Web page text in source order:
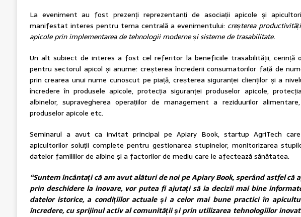
La eveniment au fost prezenți reprezentanți de asociații apicole și
manifestat interes pentru tema centrală a evenimentului: creșterea
apicole prin implementarea de tehnologii moderne și sisteme de trasabilitate.
Un alt subiect de interes a fost cel referitor la beneficiile trasabilității, cerință
pentru sectorul apicol și anume: creșterea încrederii consumatorilor față de
prin crearea unui nume cunoscut pe piață, creșterea siguranței clienților și a
încredere în produsele apicole, protecția siguranței produselor apicole,
albinelor, supravegherea operațiilor de management a reziduurilor
produselor apicole etc.
Seminarul a avut ca invitat principal pe Apiary Book, startup AgriTech
apicultorilor soluții complete pentru gestionarea stupinelor, monitorizarea
datelor familiilor de albine și a factorilor de mediu care le afectează sănătatea.
“Suntem încântați că am avut alături de noi pe Apiary Book, sperând astfel că
prin deschidere la inovare, vor putea fi ajutați să ia decizii mai bine
datelor istorice, a condițiilor actuale și a celor mai bune practici în
încredere, cu sprijinul activ al comunității și prin utilizarea tehnologiilor